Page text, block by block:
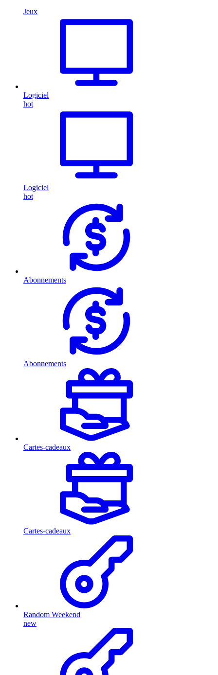
Jeux
Logiciel
hot
Logiciel
hot
Abonnements
Abonnements
Cartes-cadeaux
Cartes-cadeaux
Random Weekend
new